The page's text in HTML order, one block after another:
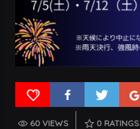
60 VIEWS 0 RATINGS